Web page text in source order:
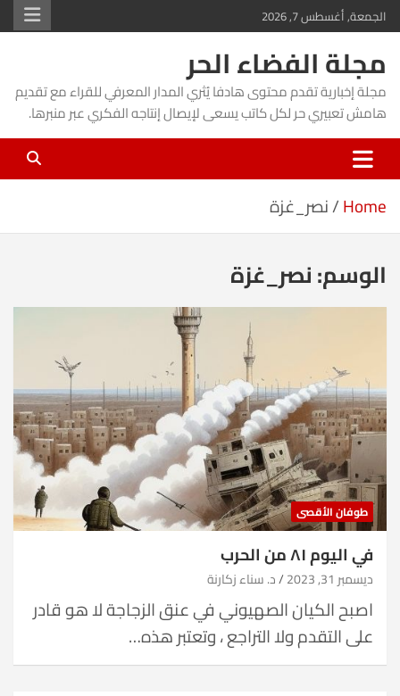
Skip
to
content
الجمعة, أغسطس 7, 2026
مجلة الفضاء الحر
مجلة إخبارية تقدم محتوى هادفا يُثري المدار المعرفي للقراء مع تقديم
هامش تعبيري حر لكل كاتب يسعى لإيصال إنتاجه الفكري عبر منبرها.
Home نصر_غزة
الوسم:نصر_غزة
طوفان الأقصى
في اليوم ٨١ من الحرب
ديسمبر 31, 2023 د. سناء زكارنة
اصبح الكيان الصهيوني في عنق الزجاجة لا هو قادر
على التقدم ولا التراجع ، وتعتبر هذه…